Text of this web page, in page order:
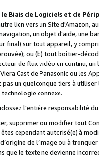
Biais de Logiciels et de
lien vers un Site d'Amazon,
un objet d'aide, une
final) sur tout appareil, y
ou (b) tout boîtier-
de flux vidéo en continu,
Cast de Panasonic ou les
pas un quelconque tiers à
connexe.
l'entière responsabilité
supprimer ou modifier tout
cependant autorisé(e) à
de l’image ou à
que le texte ne devienne